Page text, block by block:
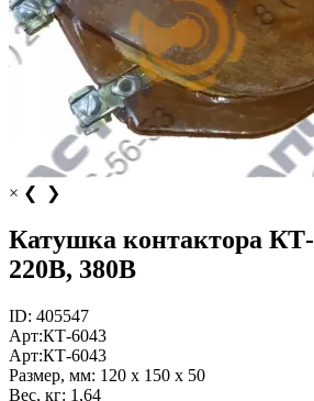
× ❮ ❯
Катушка контактора КТ-
220В, 380В
ID: 405547
Арт:КТ-6043
Арт:КТ-6043
Размер, мм: 120 x 150 x 50
Вес, кг: 1,64